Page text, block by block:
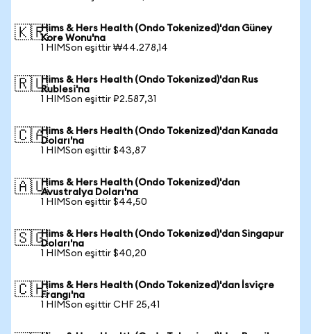
🇰🇷Hims & Hers Health (Ondo Tokenized)'dan Güney
Kore Wonu'na
1 HIMSon eşittir ₩44.278,14
🇷🇺Hims & Hers Health (Ondo Tokenized)'dan Rus
Rublesi'na
1 HIMSon eşittir ₽2.587,31
🇨🇦Hims & Hers Health (Ondo Tokenized)'dan Kanada
Doları'na
1 HIMSon eşittir $43,87
🇦🇺Hims & Hers Health (Ondo Tokenized)'dan
Avustralya Doları'na
1 HIMSon eşittir $44,50
🇸🇬Hims & Hers Health (Ondo Tokenized)'dan Singapur
Doları'na
1 HIMSon eşittir $40,20
🇨🇭Hims & Hers Health (Ondo Tokenized)'dan İsviçre
Frangı'na
1 HIMSon eşittir CHF 25,41